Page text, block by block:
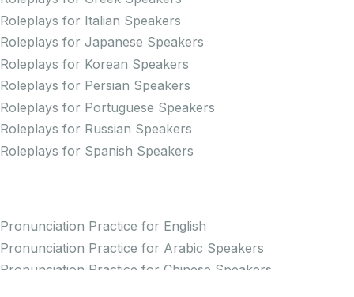
Roleplays for Italian Speakers
Roleplays for Japanese Speakers
Roleplays for Korean Speakers
Roleplays for Persian Speakers
Roleplays for Portuguese Speakers
Roleplays for Russian Speakers
Roleplays for Spanish Speakers
Pronunciation Practice for English
Pronunciation Practice for Arabic Speakers
Pronunciation Practice for Chinese Speakers